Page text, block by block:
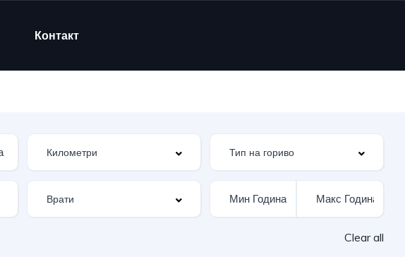
Контакт
Clear all